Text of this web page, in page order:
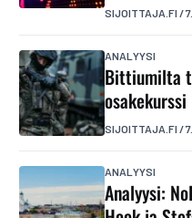
SIJOITTAJA.FI /
ANALYYSI
Bittiumilta
SIJOITTAJA.FI /
ANALYYSI
Analyysi: